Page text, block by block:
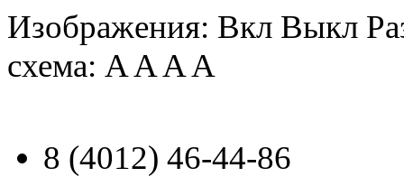
Изображения: Вкл Выкл
схема: AAAA
8 (4012) 46-44-86